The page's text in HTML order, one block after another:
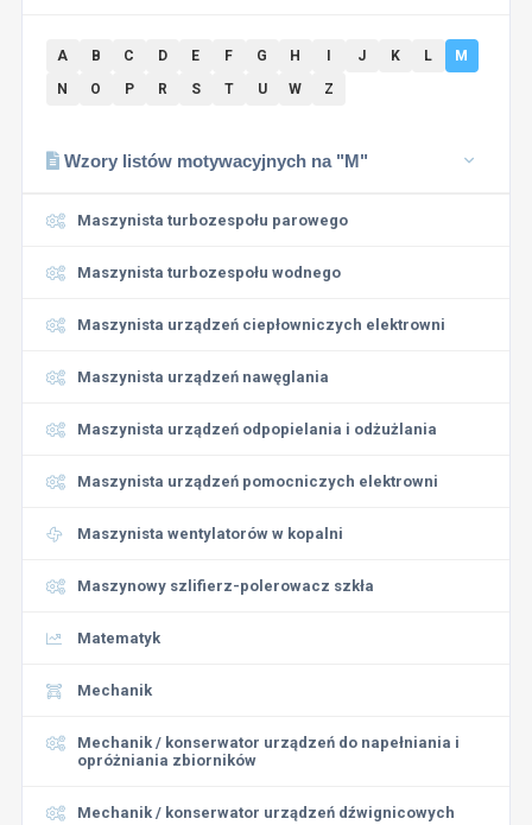
A B C D E F G H J K L
M
N
O P R S T U W Z
Wzory listów motywacyjnych na "M"
Maszynista turbozespołu parowego
Maszynista turbozespołu wodnego
Maszynista urządzeń ciepłowniczych elektrowni
Maszynista urządzeń nawęglania
Maszynista urządzeń odpopielania i odżużlania
Maszynista urządzeń pomocniczych elektrowni
Maszynista wentylatorów w kopalni
Maszynowy szlifierz-polerowacz szkła
Matematyk
Mechanik
Mechanik / konserwator urządzeń do napełniania i
opróżniania zbiorników
Mechanik / konserwator urządzeń dźwignicowych